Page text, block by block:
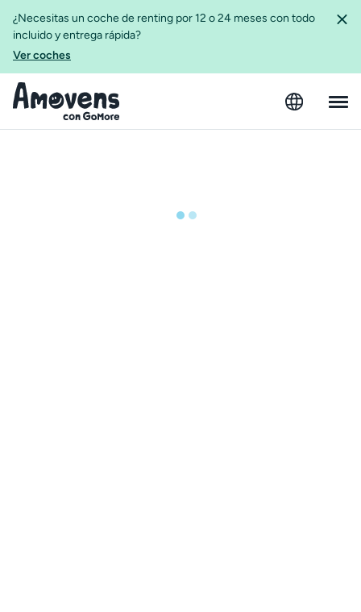
¿Necesitas un coche de renting por 12 o 24 meses con todo
incluido y entrega rápida?
Ver coches